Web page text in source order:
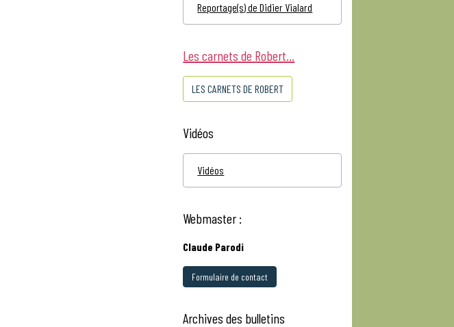
Reportage(s) de Didier Vialard
Les carnets de Robert...
LES CARNETS DE ROBERT
Vidéos
Vidéos
Webmaster :
Claude Parodi
Formulaire de contact
Archives des bulletins